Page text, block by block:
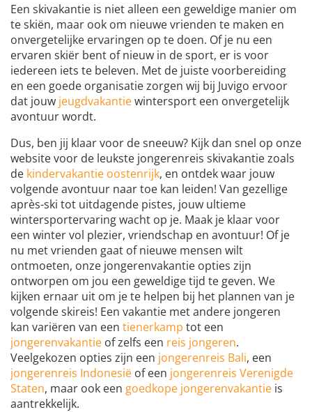
Een skivakantie is niet alleen een geweldige manier om
te skiën, maar ook om nieuwe vrienden te maken en
onvergetelijke ervaringen op te doen. Of je nu een
ervaren skiër bent of nieuw in de sport, er is voor
iedereen iets te beleven. Met de juiste voorbereiding
en een goede organisatie zorgen wij bij Juvigo ervoor
dat jouw jeugdvakantiewintersport een onvergetelijk
avontuur wordt.
Dus, ben jij klaar voor de sneeuw? Kijk dan snel op onze
website voor de leukste jongerenreis skivakantie zoals
de kindervakantie oostenrijk, en ontdek waar jouw
volgende avontuur naar toe kan leiden! Van gezellige
après-ski tot uitdagende pistes, jouw ultieme
wintersportervaring wacht op je. Maak je klaar voor
een winter vol plezier, vriendschap en avontuur! Of je
nu met vrienden gaat of nieuwe mensen wilt
ontmoeten, onze jongerenvakantie opties zijn
ontworpen om jou een geweldige tijd te geven. We
kijken ernaar uit om je te helpen bij het plannen van je
volgende skireis! Een vakantie met andere jongeren
kan variëren van een tienerkamp tot een
jongerenvakantie of zelfs een reis jongeren.
Veelgekozen opties zijn een jongerenreis Bali, een
jongerenreis Indonesië of een jongerenreis Verenigde
Staten, maar ook een goedkope jongerenvakantie is
aantrekkelijk.